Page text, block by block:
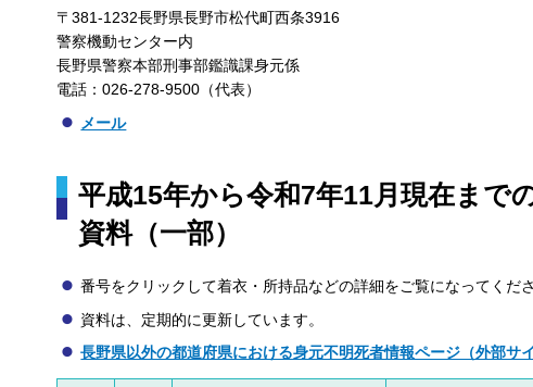
〒381-1232長野県長野市松代町西条3916
警察機動センター内
長野県警察本部刑事部鑑識課身元係
電話：026-278-9500（代表）
メール
平成15年から令和7年11月現在まで
資料（一部）
番号をクリックして着衣・所持品などの詳細をご覧になってくださ
資料は、定期的に更新しています。
長野県以外の都道府県における身元不明死者情報ページ（外部サイ